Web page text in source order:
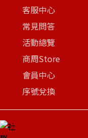
客服中心
常見問答
活動總覽
商周Store
會員中心
序號兌換